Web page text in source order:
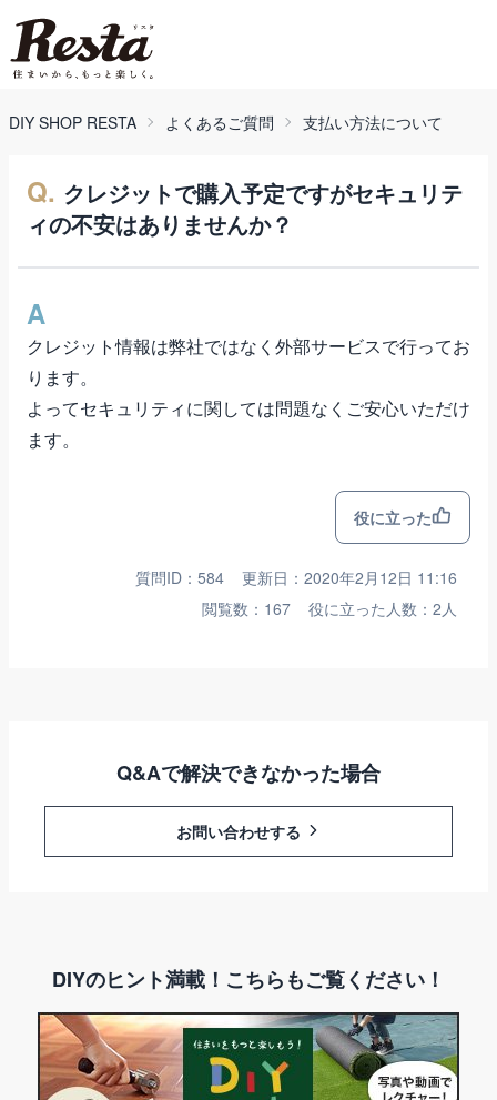
DIY SHOP RESTA よくあるご質問 支払い方法について
Q. クレジットで購入予定ですがセキュリテ
ィの不安はありませんか？
A
クレジット情報は弊社ではなく外部サービスで行ってお
ります。
よってセキュリティに関しては問題なくご安心いただけ
ます。
役に立った
質問ID：584
更新日：2020年2月12日 11:16
閲覧数：167
役に立った人数：2人
Q&Aで解決できなかった場合
お問い合わせする
DIYのヒント満載！こちらもご覧ください！